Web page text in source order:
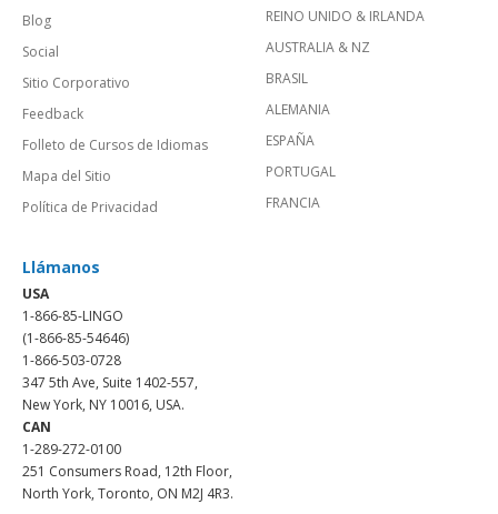
Blog
Social
Sitio Corporativo
Feedback
Folleto de Cursos de Idiomas
Mapa del Sitio
Política de Privacidad
REINO UNIDO & IRLANDA
AUSTRALIA & NZ
BRASIL
ALEMANIA
ESPAÑA
PORTUGAL
FRANCIA
Llámanos
USA
1-866-85-LINGO
(1-866-85-54646)
1-866-503-0728
347 5th Ave, Suite 1402-557,
New York, NY 10016, USA.
CAN
1-289-272-0100
251 Consumers Road, 12th Floor,
North York, Toronto, ON M2J 4R3.